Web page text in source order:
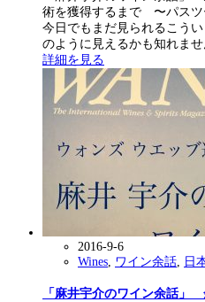
術を獲得するまで 〜パスツ
今日でもまだ見られるこう
のように見えるかも知れま
詳細を見る
2016-9-6
Wines ワイン余話 日
「麻井宇介のワイン余話